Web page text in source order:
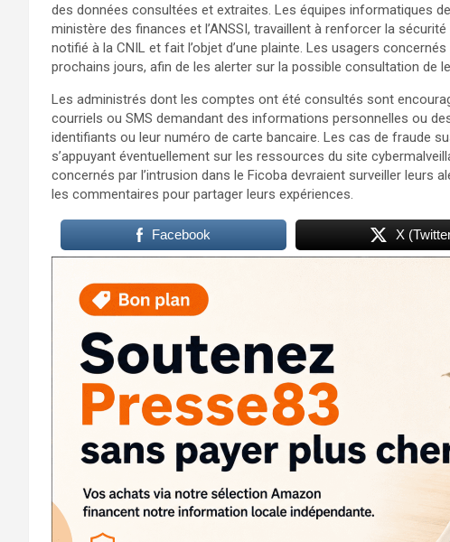
des données consultées et extraites. Les équipes informatiques
ministère des finances et l’ANSSI, travaillent à renforcer la
notifié à la CNIL et fait l’objet d’une plainte. Les usagers
prochains jours, afin de les alerter sur la possible consultation de
Les administrés dont les comptes ont été consultés sont
courriels ou SMS demandant des informations personnelles ou
identifiants ou leur numéro de carte bancaire. Les cas de fraude
s’appuyant éventuellement sur les ressources du site
concernés par l’intrusion dans le Ficoba devraient surveiller leurs
les commentaires pour partager leurs expériences.
Facebook X